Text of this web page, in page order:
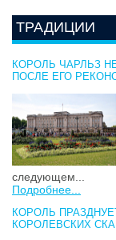
ТРАДИЦИИ
КОРОЛЬ ЧАРЛЬЗ
ПОСЛЕ ЕГО
следующем...
Подробнее...
КОРОЛЬ
КОРОЛЕВСКИХ